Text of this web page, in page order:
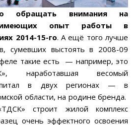
обращать внимания на
имеющих опыт работы в
2014-15-го. А ещё того лучше
сумевших выстоять в 2008-09
такие есть — например, это
наработавшая весомый
в двух регионах — в
области, на родине бренда.
строит жилой комплекс
очень эффектного освоения